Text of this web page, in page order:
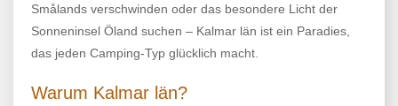
Smålands verschwinden oder das besondere Licht der
Sonneninsel Öland suchen – Kalmar län ist ein Paradies,
das jeden Camping-Typ glücklich macht.
Warum Kalmar län?